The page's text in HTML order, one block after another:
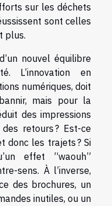
sur les déchets
sont celles
plus.
nouvel équilibre
L’innovation en
numériques, doit
mais pour la
des impressions
retours ? Est-ce
donc les trajets ? Si
effet “waouh”
sens. À l’inverse,
des brochures, un
inutiles, ou un